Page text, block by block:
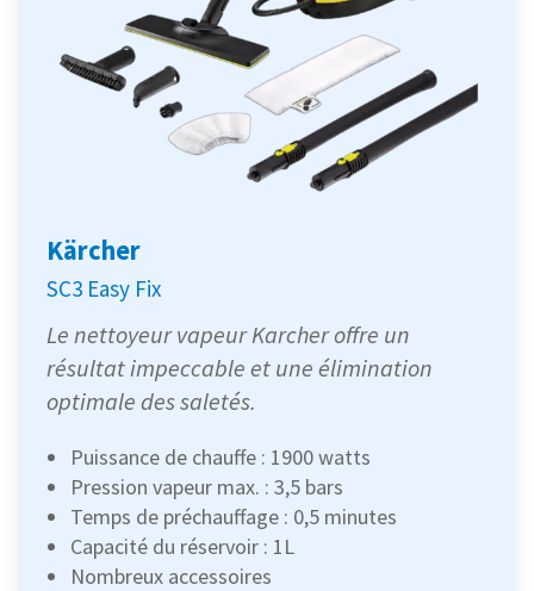
Kärcher
SC3 Easy Fix
Le nettoyeur vapeur Karcher offre un
résultat impeccable et une élimination
optimale des saletés.
Puissance de chauffe : 1900 watts
Pression vapeur max. : 3,5 bars
Temps de préchauffage : 0,5 minutes
Capacité du réservoir : 1L
Nombreux accessoires